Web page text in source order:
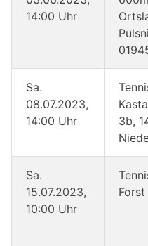
14:00 Uhr
Sa.
08.07.2023,
14:00 Uhr
3b,
Sa.
15.07.2023,
10:00 Uhr
Forst